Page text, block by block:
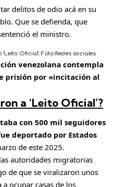
delitos de odio acá en su
Que se defienda, que
el ministro.
Oficial’. Foto:Redes sociales
venezolana contempla
prisión por «incitación al
a ‘Leito Oficial’?
con 500 mil seguidores
deportado por Estados
de este 2025.
autoridades migratorias
de que se viralizaron unos
ocupar casas de los